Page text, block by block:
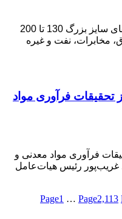
جمهوری اسلامی ایران با تولید نبشی‌های سایز بزرگ 130 تا 200
مخابرات، نفت و غیره
تحقیقات فرآوری مواد
فرآوری مواد معدنی و
غریب‌پور رئیس‌ هیات‌عامل
Page1 … Page2,113